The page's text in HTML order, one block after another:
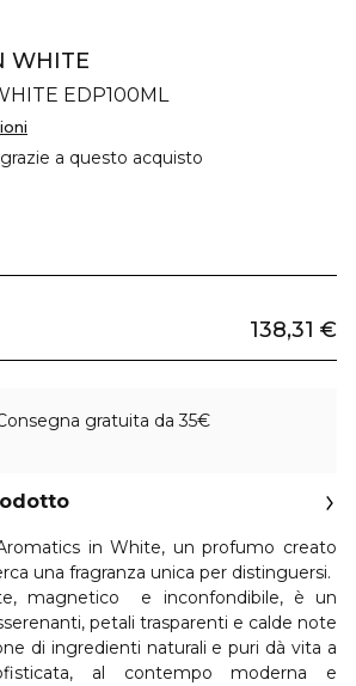
WHITE
EDP100ML
grazie a questo acquisto
138,31 €
gratuita da 35€
in White, un profumo creato
una fragranza unica per distinguersi.
magnetico e inconfondibile, è un
petali trasparenti e calde note
di ingredienti naturali e puri dà vita a
al contempo moderna e